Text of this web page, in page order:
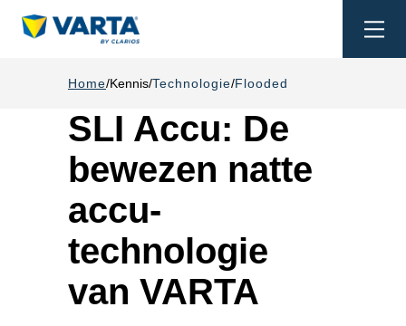
Home Kennis Technologie Flooded
SLI Accu: De
bewezen natte
accu-
technologie
van VARTA